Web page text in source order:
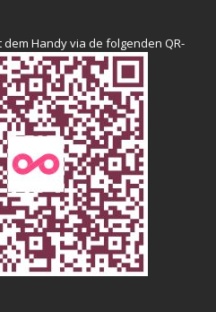
Handy via de folgenden QR-